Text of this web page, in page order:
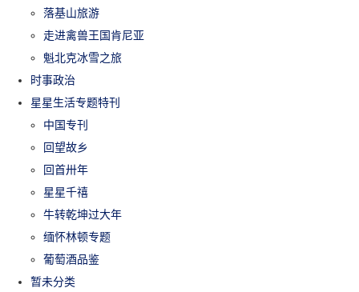
落基山旅游
走进禽兽王国肯尼亚
魁北克冰雪之旅
时事政治
星星生活专题特刊
中国专刊
回望故乡
回首卅年
星星千禧
牛转乾坤过大年
缅怀林顿专题
葡萄酒品鉴
暂未分类